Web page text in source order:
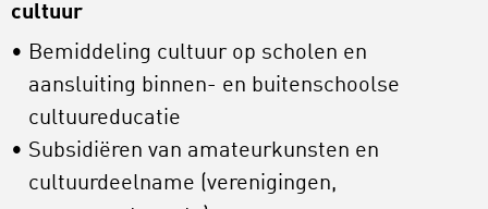
cultuur
Bemiddeling cultuur op scholen en
aansluiting binnen- en buitenschoolse
cultuureducatie
Subsidiëren van amateurkunsten en
cultuurdeelname (verenigingen,